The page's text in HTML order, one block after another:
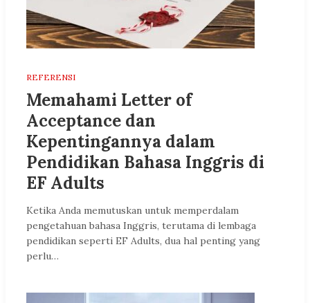
REFERENSI
Memahami Letter of
Acceptance dan
Kepentingannya dalam
Pendidikan Bahasa Inggris di
EF Adults
Ketika Anda memutuskan untuk memperdalam
pengetahuan bahasa Inggris, terutama di lembaga
pendidikan seperti EF Adults, dua hal penting yang
perlu…